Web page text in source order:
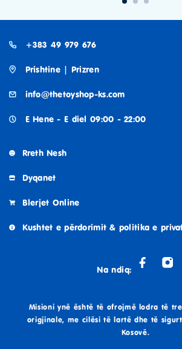
+383 49 979 676
Prishtine | Prizren
info@thetoyshop-ks.com
E Hene - E diel 09:00 - 22:00
Rreth Nesh
Dyqanet
Blerjet Online
Kushtet e përdorimit & politika e
Na ndiq:
Misioni ynë është të ofrojmë lodra të
origjinale, me cilësi të lartë dhe të
Kosovë.